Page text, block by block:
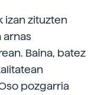
izan zituzten
arnas
Baina, batez
pozgarria